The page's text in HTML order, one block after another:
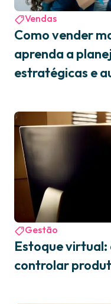
Vendas
Como vender
aprenda a
estratégicas e
Gestão
Estoque
controlar